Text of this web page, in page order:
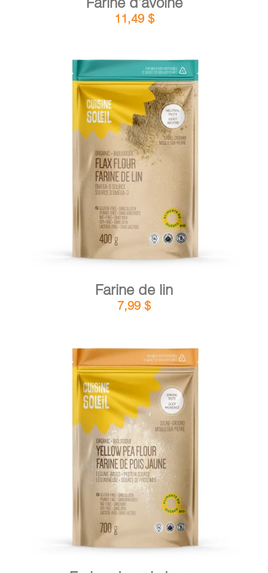
11,49 $
AJOUTER AU PANIER /
Farine de lin
7,99 $
AJOUTER AU PANIER / DÉTAILS